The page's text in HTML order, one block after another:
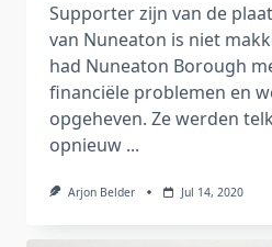
Supporter zijn van de
van Nuneaton is niet
had Nuneaton Borough
financiële problemen en
opgeheven. Ze werden
opnieuw ...
Arjon Belder Jul 14, 2020